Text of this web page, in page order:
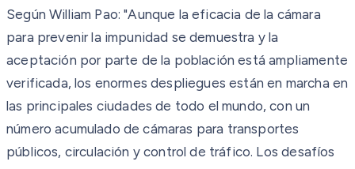
Según William Pao: "Aunque la eficacia de la cámara
para prevenir la impunidad se demuestra y la
aceptación por parte de la población está ampliamente
verificada, los enormes despliegues están en marcha en
las principales ciudades de todo el mundo, con un
número acumulado de cámaras para transportes
públicos, circulación y control de tráfico. Los desafíos